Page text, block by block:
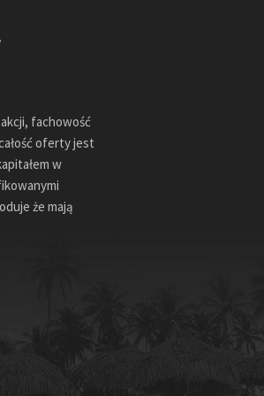
fachowość
oferty jest
w
że mają